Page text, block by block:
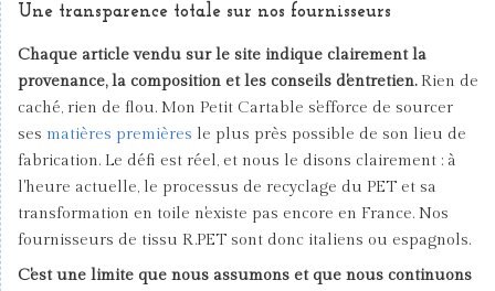
Une transparence totale sur nos fournisseurs
Chaque article vendu sur le site indique clairement la
provenance, la composition et les conseils d'entretien.Rien de
caché, rien de flou. Mon Petit Cartable s'efforce de sourcer
ses matières premières le plus près possible de son lieu de
fabrication. Le défi est réel, et nous le disons clairement : à
l'heure actuelle, le processus de recyclage du PET et sa
transformation en toile n'existe pas encore en France. Nos
fournisseurs de tissu R.PET sont donc italiens ou espagnols.
C'est une limite que nous assumons et que nous continuons